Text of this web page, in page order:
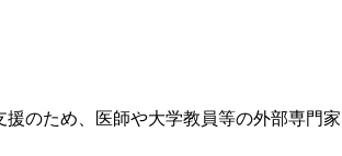
のため、医師や大学教員等の外部専門